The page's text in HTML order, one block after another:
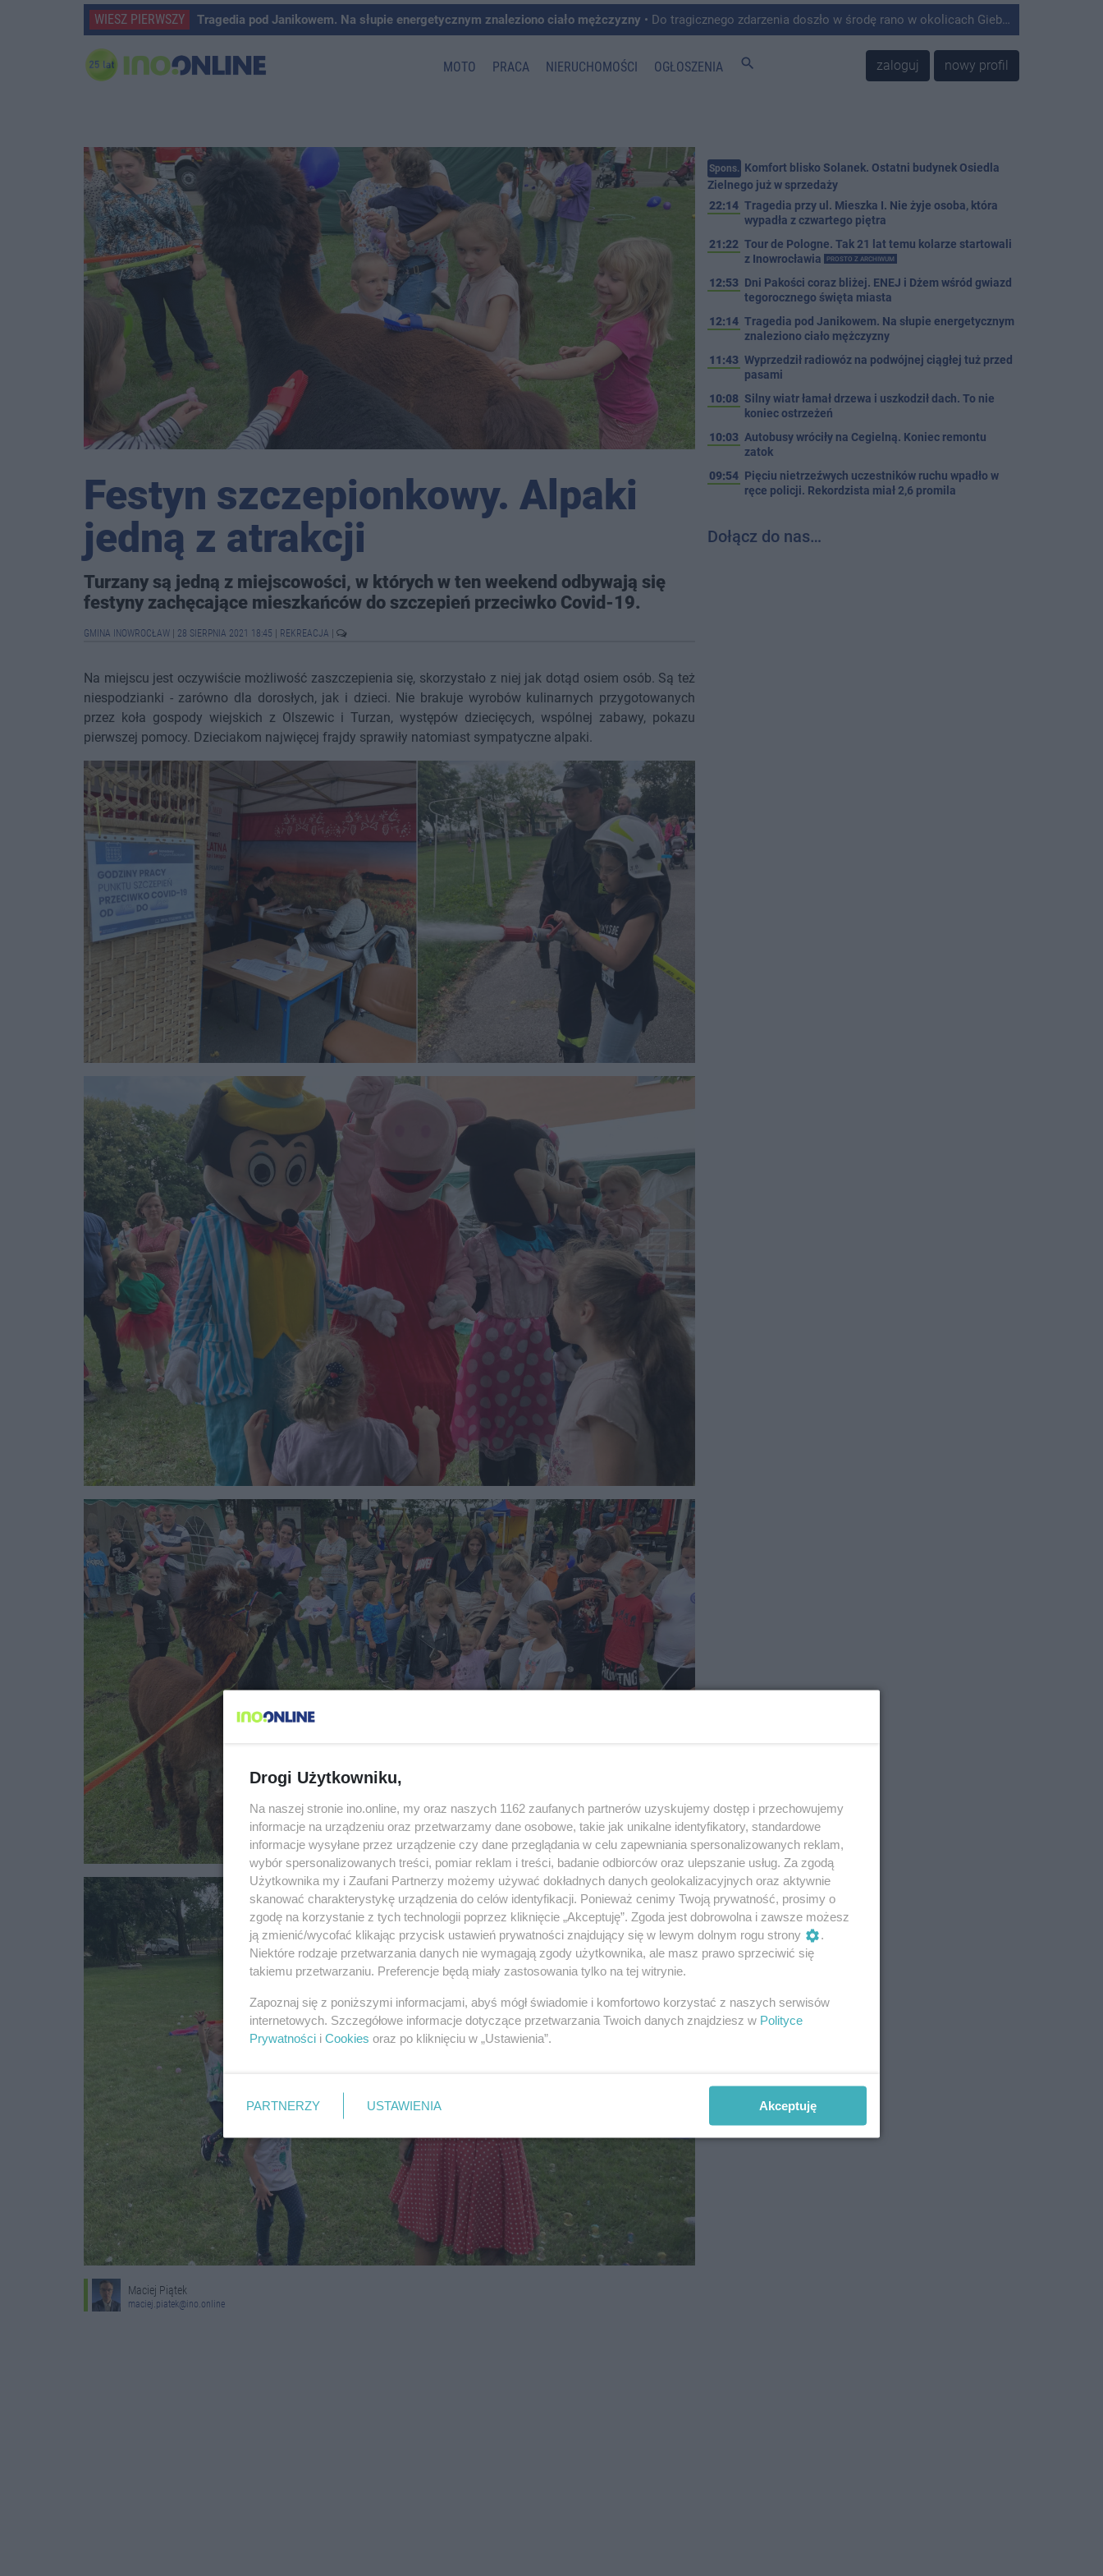
WIESZ PIERWSZY Tragedia pod Janikowem. Na słupie energetycznym znaleziono ciało mężczyzny • Do tragicznego zdarzenia doszło w środę rano w okolicach Giebni koło Janikowa. Wówczas na słupie energetycznym odnaleziono ciało mężczyzny.
MOTO PRACA NIERUCHOMOŚCI OGŁOSZENIA search zaloguj nowy profil
Festyn szczepionkowy. Alpaki
jedną z atrakcji
Turzany są jedną z miejscowości, w których w ten weekend odbywają się
festyny zachęcające mieszkańców do szczepień przeciwko Covid-19.
GMINA INOWROCŁAW 28 SIERPNIA 2021 18:45 REKREACJA
Na miejscu jest oczywiście możliwość zaszczepienia się, skorzystało z niej jak dotąd osiem osób. Są też
niespodzianki - zarówno dla dorosłych, jak i dzieci. Nie brakuje wyrobów kulinarnych przygotowanych
przez koła gospody wiejskich z Olszewic i Turzan, występów dziecięcych, wspólnej zabawy, pokazu
pierwszej pomocy. Dzieciakom najwięcej frajdy sprawiły natomiast sympatyczne alpaki.
Maciej Piątek
maciej.piatek@ino.online
Spons. Komfort blisko Solanek. Ostatni budynek Osiedla
Zielnego już w sprzedaży
22:14 Tragedia przy ul. Mieszka I. Nie żyje osoba, która
wypadła z czwartego piętra
21:22 Tour de Pologne. Tak 21 lat temu kolarze startowali
z Inowrocławia
PROSTO Z ARCHIWUM
12:53 Dni Pakości coraz bliżej. ENEJ i Dżem wśród gwiazd
tegorocznego święta miasta
12:14 Tragedia pod Janikowem. Na słupie energetycznym
znaleziono ciało mężczyzny
11:43 Wyprzedził radiowóz na podwójnej ciągłej tuż przed
pasami
10:08 Silny wiatr łamał drzewa i uszkodził dach. To nie
koniec ostrzeżeń
10:03 Autobusy wróciły na Cegielną. Koniec remontu
zatok
09:54 Pięciu nietrzeźwych uczestników ruchu wpadło w
ręce policji. Rekordzista miał 2,6 promila
Dołącz do nas…
Drogi Użytkowniku,
Na naszej stronie ino.online, my oraz naszych 1162 zaufanych partnerów uzyskujemy dostęp i przechowujemy
informacje na urządzeniu oraz przetwarzamy dane osobowe, takie jak unikalne identyfikatory, standardowe
informacje wysyłane przez urządzenie czy dane przeglądania w celu zapewniania spersonalizowanych reklam,
wybór spersonalizowanych treści, pomiar reklam i treści, badanie odbiorców oraz ulepszanie usług. Za zgodą
Użytkownika my i Zaufani Partnerzy możemy używać dokładnych danych geolokalizacyjnych oraz aktywnie
skanować charakterystykę urządzenia do celów identyfikacji. Ponieważ cenimy Twoją prywatność, prosimy o
zgodę na korzystanie z tych technologii poprzez kliknięcie „Akceptuję”. Zgoda jest dobrowolna i zawsze możesz
ją zmienić/wycofać klikając przycisk ustawień prywatności znajdujący się w lewym dolnym rogu strony
.
Niektóre rodzaje przetwarzania danych nie wymagają zgody użytkownika, ale masz prawo sprzeciwić się
takiemu przetwarzaniu. Preferencje będą miały zastosowania tylko na tej witrynie.
Zapoznaj się z poniższymi informacjami, abyś mógł świadomie i komfortowo korzystać z naszych serwisów
internetowych. Szczegółowe informacje dotyczące przetwarzania Twoich danych znajdziesz w Polityce
Prywatności i Cookies oraz po kliknięciu w „Ustawienia”.
PARTNERZY USTAWIENIA Akceptuję